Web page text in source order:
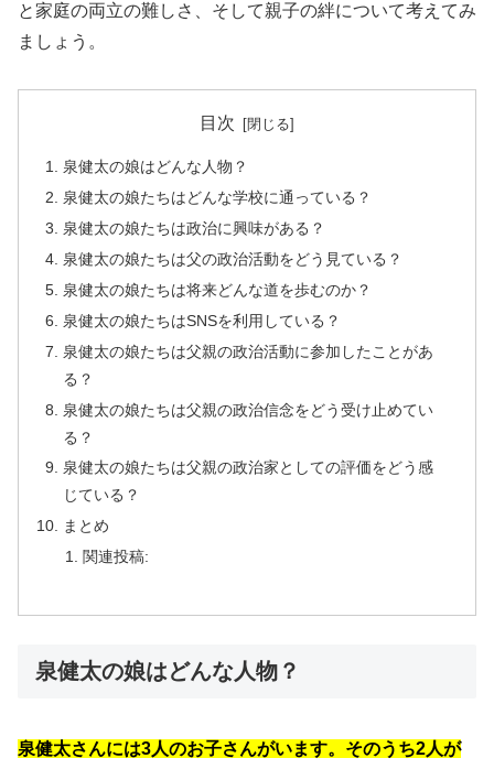
と家庭の両立の難しさ、そして親子の絆について考えてみ
ましょう。
目次
泉健太の娘はどんな人物？
泉健太の娘たちはどんな学校に通っている？
泉健太の娘たちは政治に興味がある？
泉健太の娘たちは父の政治活動をどう見ている？
泉健太の娘たちは将来どんな道を歩むのか？
泉健太の娘たちはSNSを利用している？
泉健太の娘たちは父親の政治活動に参加したことがあ
る？
泉健太の娘たちは父親の政治信念をどう受け止めてい
る？
泉健太の娘たちは父親の政治家としての評価をどう感
じている？
まとめ
関連投稿:
泉健太の娘はどんな人物？
泉健太さんには3人のお子さんがいます。そのうち2人が